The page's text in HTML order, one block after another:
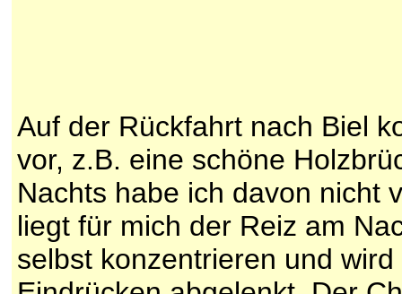
Auf der Rückfahrt nach Biel
vor, z.B. eine schöne
Nachts habe ich davon nicht
liegt für mich der Reiz am
selbst konzentrieren und